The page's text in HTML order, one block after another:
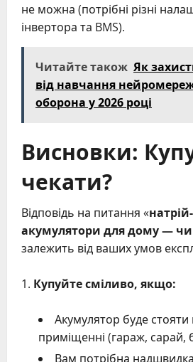
не можна (потрібні різні
інвертора та BMS).
Читайте також Як
від навчання
оборона у 2026 році
Висновки:
чекати?
Відповідь на питання «
акумулятори для дому — чи
залежить від ваших умов
Купуйте сміливо, якщо:
Акумулятор буде
приміщенні (гараж, сарай,
Вам потрібна